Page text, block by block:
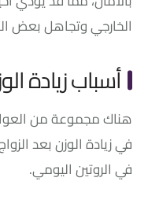
الخارجي وتجاهل بعض
أسباب زيادة
هناك مجموعة من
في زيادة الوزن بعد
في الروتين اليومي.